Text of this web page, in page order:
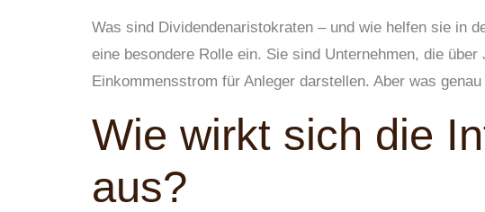
Was sind Dividendenaristokraten – und wie helfen sie in
eine besondere Rolle ein. Sie sind Unternehmen, die
Einkommensstrom für Anleger darstellen. Aber was
Wie wirkt sich die
aus?